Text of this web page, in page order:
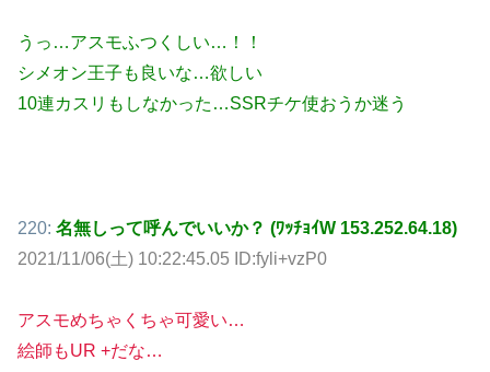
うっ…アスモふつくしい…！！
シメオン王子も良いな…欲しい
10連カスリもしなかった…SSRチケ使おうか迷う
220: 名無しって呼んでいいか？ (ﾜｯﾁｮｲW 153.252.64.18)
2021/11/06(土) 10:22:45.05 ID:fyli+vzP0
アスモめちゃくちゃ可愛い…
絵師もUR +だな…